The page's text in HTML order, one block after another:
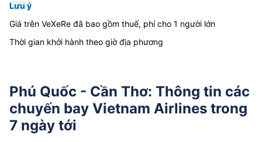
Lưu ý
Giá trên VeXeRe đã bao gồm thuế, phí cho 1 người lớn
Thời gian khởi hành theo giờ địa phương
Phú Quốc - Cần Thơ: Thông tin các
chuyến bay Vietnam Airlines trong
7 ngày tới